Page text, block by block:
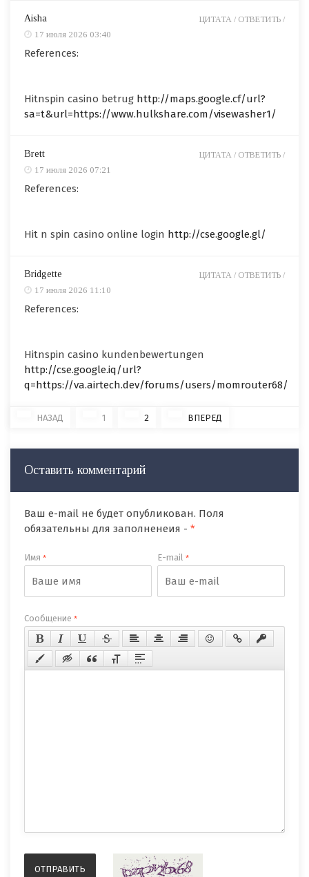
Aisha
17 июля 2026 03:40
References:
Hitnspin casino betrug http://maps.google.cf/url?
sa=t&url=https://www.hulkshare.com/visewasher1/
ЦИТАТА / ОТВЕТИТЬ /
Brett
17 июля 2026 07:21
References:
Hit n spin casino online login http://cse.google.gl/
ЦИТАТА / ОТВЕТИТЬ /
Bridgette
17 июля 2026 11:10
References:
Hitnspin casino kundenbewertungen
http://cse.google.iq/url?
q=https://va.airtech.dev/forums/users/momrouter68/
ЦИТАТА / ОТВЕТИТЬ /
НАЗАД 1 2 ВПЕРЕД
Оставить комментарий
Ваш e-mail не будет опубликован. Поля
обязательны для заполненеия - *
Имя * E-mail*
Сообщение *